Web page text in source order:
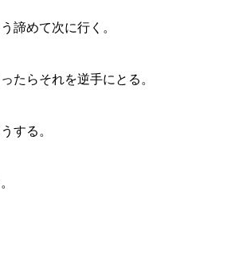
諦めて次に行く。
たらそれを逆手にとる。
する。